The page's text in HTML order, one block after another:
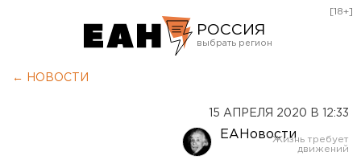
РОССИЯ
Оренбург
[18+]
← НОВОСТИ
15 АПРЕЛЯ 2020 В 12:33
ЕАНовости